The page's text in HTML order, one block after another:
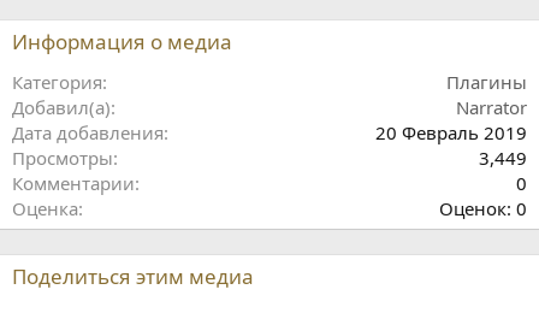
Информация о медиа
Категория
Плагины
Добавил(а)
Narrator
Дата добавления
20 Февраль 2019
Просмотры
3,449
Комментарии
0
Оценка
0
.
0
Оценок: 0
Поделиться этим медиа